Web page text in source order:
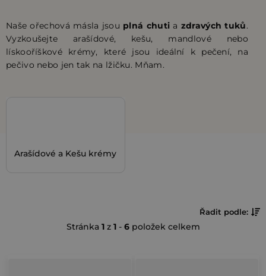
Naše ořechová másla jsou plná chuti a zdravých tuků.
Vyzkoušejte arašídové, kešu, mandlové nebo
lískooříškové krémy, které jsou ideální k pečení, na
pečivo nebo jen tak na lžičku. Mňam.
Arašídové a Kešu krémy
Stránka 1z 1- 6položek celkem
Ř
a
Řadit podle: